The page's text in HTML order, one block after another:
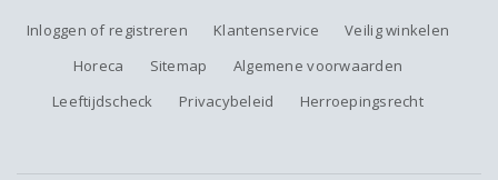
Inloggen of registreren Klantenservice
Veilig winkelen
Horeca
Sitemap
Algemene voorwaarden
Leeftijdscheck
Privacybeleid Herroepingsrecht